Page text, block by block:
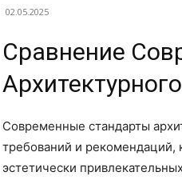
02.05.2025
Сравнение
Современные стандарты
требований и рекомендаций,
эстетически